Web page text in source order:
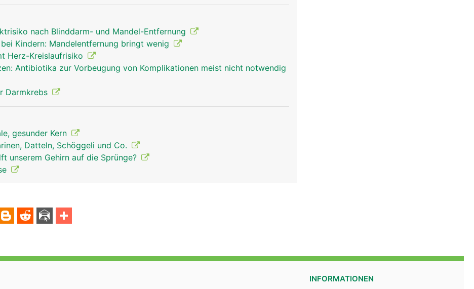
nach Blinddarm- und Mandel-Entfernung
Kindern: Mandelentfernung bringt wenig
Herz-Kreislaufrisiko
Antibiotika zur Vorbeugung von Komplikationen meist nicht notwendig
Darmkrebs
gesunder Kern
Datteln, Schöggeli und Co.
unserem Gehirn auf die Sprünge?
INFORMATIONEN